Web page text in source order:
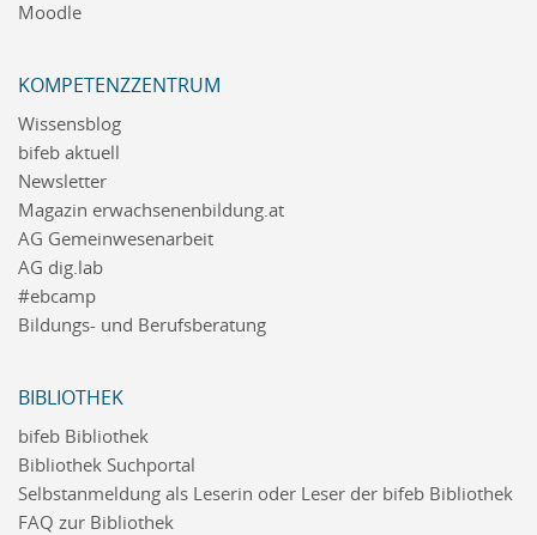
Moodle
KOMPETENZZENTRUM
Wissensblog
bifeb aktuell
Newsletter
Magazin erwachsenenbildung.at
AG Gemeinwesenarbeit
AG dig.lab
#ebcamp
Bildungs- und Berufsberatung
BIBLIOTHEK
bifeb Bibliothek
Bibliothek Suchportal
Selbstanmeldung als Leserin oder Leser der bifeb Bibliothek
FAQ zur Bibliothek